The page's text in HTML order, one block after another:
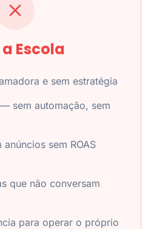
Escola
e sem estratégia
sem automação, sem
sem ROAS
que não conversam
para operar o próprio